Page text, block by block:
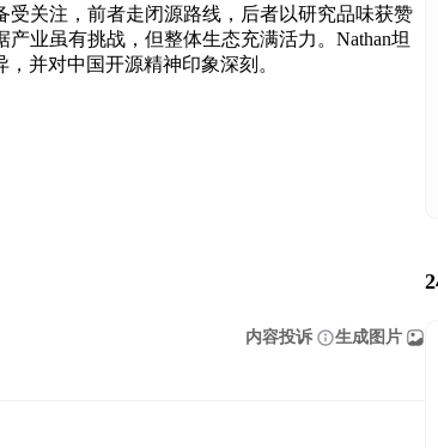
受关注，前者走闭源路线，后者以研究品味获赞
业虽有挑战，但整体生态充满活力。Nathan坦
并对中国开源精神印象深刻。
内容投诉 生成图片